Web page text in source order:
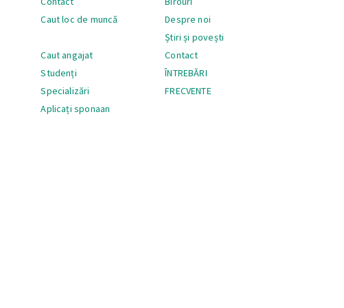
Caut loc de muncă
Caut angajat
Studenți
Specializări
Aplicați sponaan
Despre noi
Știri și povești
Contact
ÎNTREBĂRI
FRECVENTE